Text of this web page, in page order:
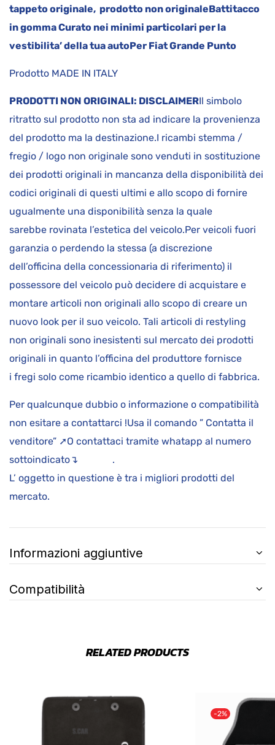
tappeto originale, prodotto non originaleBattitacco
in gommaCurato nei minimi particolari per la
vestibilita’ della tua autoPer Fiat Grande Punto
Prodotto MADE IN ITALY
PRODOTTI NON ORIGINALI: DISCLAIMERIl simbolo
ritratto sul prodotto non sta ad indicare la provenienza
del prodotto ma la destinazione.I ricambi stemma /
fregio / logo non originale sono venduti in sostituzione
dei prodotti originali in mancanza della disponibilità dei
codici originali di questi ultimi e allo scopo di fornire
ugualmente una disponibilità senza la quale
sarebbe rovinata l’estetica del veicolo.Per veicoli fuori
garanzia o perdendo la stessa (a discrezione
dell’officina della concessionaria di riferimento) il
possessore del veicolo può decidere di acquistare e
montare articoli non originali allo scopo di creare un
nuovo look per il suo veicolo. Tali articoli di restyling
non originali sono inesistenti sul mercato dei prodotti
originali in quanto l’officina del produttore fornisce
i fregi solo come ricambio identico a quello di fabbrica.
Per qualcunque dubbio o informazione o compatibilità
non esitare a contattarci !Usa il comando ” Contatta il
venditore” ➚O contattaci tramite whatapp al numero
sottoindicato↴ .
L’ oggetto in questione è tra i migliori prodotti del
mercato.
Informazioni aggiuntive
Compatibilità
RELATED PRODUCTS
-2%